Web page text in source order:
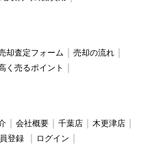
却査定フォーム
売却の流れ
く売るポイント
会社概要 千葉店
木更津店
登録
ログイン